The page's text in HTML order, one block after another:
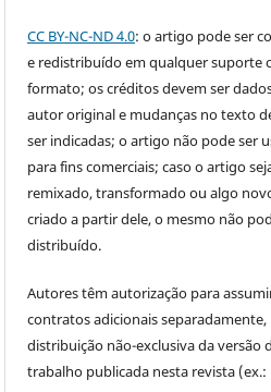
CC BY-NC-ND 4.0: o artigo pode ser
e redistribuído em qualquer suporte
formato; os créditos devem ser
autor original e mudanças no texto
ser indicadas; o artigo não pode ser
para fins comerciais; caso o artigo
remixado, transformado ou algo
criado a partir dele, o mesmo não
distribuído.
Autores têm autorização para
contratos adicionais separadamente,
distribuição não-exclusiva da versão
trabalho publicada nesta revista (ex.: